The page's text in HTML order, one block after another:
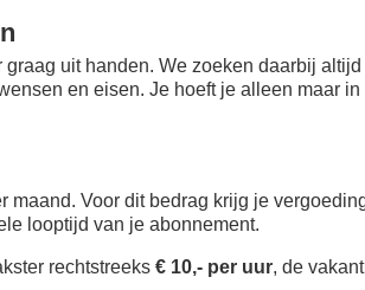
uit handen. We zoeken daarbij
en eisen. Je hoeft je alleen maar
maand. Voor dit bedrag krijg je
looptijd van je abonnement.
rechtstreeks € 10,- per uur, de